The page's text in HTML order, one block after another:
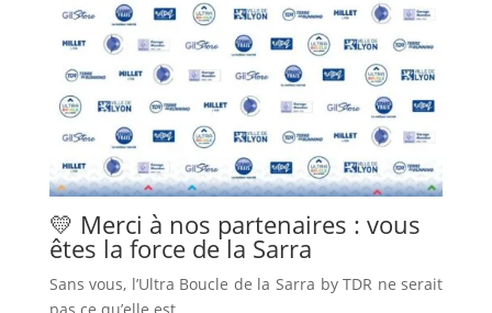
💛 Merci à nos partenaires : vous
êtes la force de la Sarra
Sans vous, l’Ultra Boucle de la Sarra by TDR ne serait